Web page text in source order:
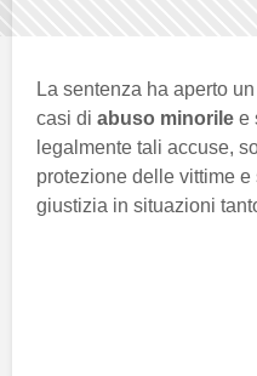
La sentenza ha aperto
casi di abuso minorile e
legalmente tali accuse,
protezione delle vittime e
giustizia in situazioni